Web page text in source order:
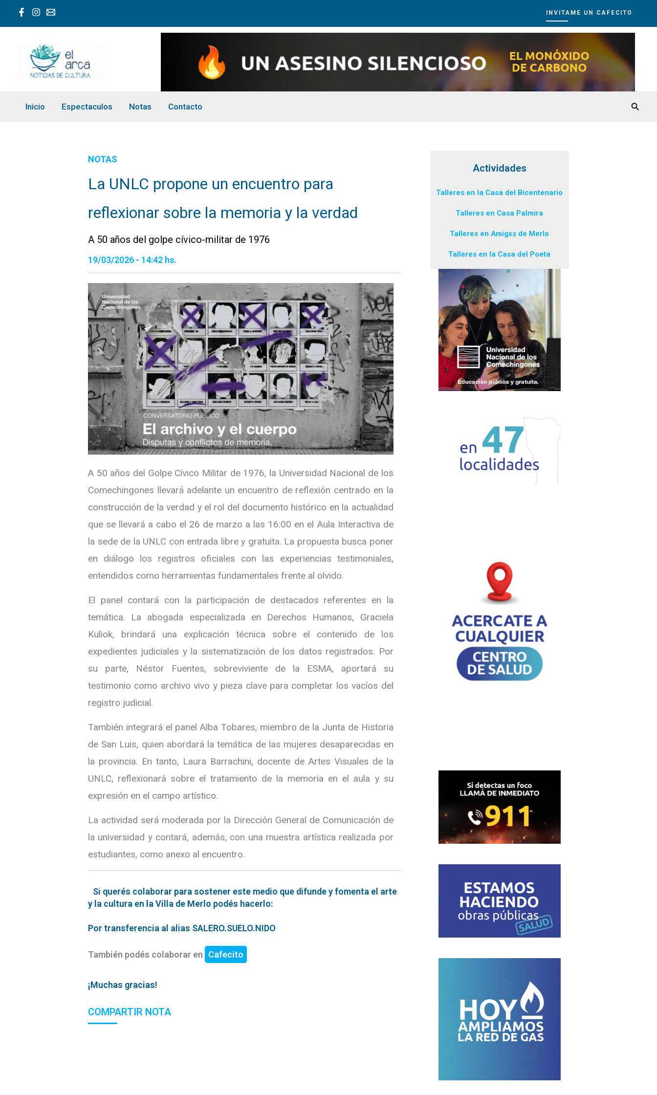
INVITAME UN CAFECITO
Inicio Espectaculos Notas Contacto
NOTAS
La UNLC propone un encuentro para
reflexionar sobre la memoria y la verdad
A 50 años del golpe cívico-militar de 1976
19/03/2026 - 14:42 hs.
A 50 años del Golpe Cívico Militar de 1976, la Universidad Nacional de los
Comechingones llevará adelante un encuentro de reflexión centrado en la
construcción de la verdad y el rol del documento histórico en la actualidad
que se llevará a cabo el 26 de marzo a las 16:00 en el Aula Interactiva de
la sede de la UNLC con entrada libre y gratuita. La propuesta busca poner
en diálogo los registros oficiales con las experiencias testimoniales,
entendidos como herramientas fundamentales frente al olvido.
El panel contará con la participación de destacados referentes en la
temática. La abogada especializada en Derechos Humanos, Graciela
Kuliok, brindará una explicación técnica sobre el contenido de los
expedientes judiciales y la sistematización de los datos registrados. Por
su parte, Néstor Fuentes, sobreviviente de la ESMA, aportará su
testimonio como archivo vivo y pieza clave para completar los vacíos del
registro judicial.
También integrará el panel Alba Tobares, miembro de la Junta de Historia
de San Luis, quien abordará la temática de las mujeres desaparecidas en
la provincia. En tanto, Laura Barrachini, docente de Artes Visuales de la
UNLC, reflexionará sobre el tratamiento de la memoria en el aula y su
expresión en el campo artístico.
La actividad será moderada por la Dirección General de Comunicación de
la universidad y contará, además, con una muestra artística realizada por
estudiantes, como anexo al encuentro.
Si querés colaborar para sostener este medio que difunde y fomenta el arte
y la cultura en la Villa de Merlo podés hacerlo:
Por transferencia al alias SALERO.SUELO.NIDO
También podés colaborar en Cafecito
¡Muchas gracias!
COMPARTIR NOTA
Actividades
Talleres en la Casa del Bicentenario
Talleres en Casa Palmira
Talleres en Amigxs de Merlo
Talleres en la Casa del Poeta